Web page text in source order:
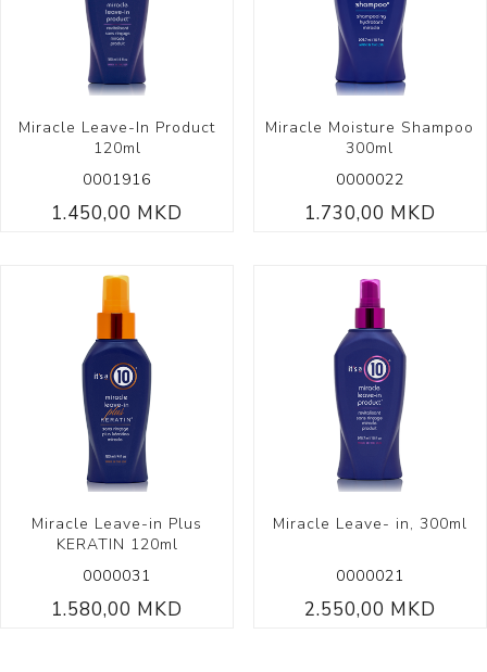
Miracle Leave-In Product
120ml
0001916
1.450,00 MKD
Miracle Moisture Shampoo
300ml
0000022
1.730,00 MKD
Miracle Leave-in Plus
KERATIN 120ml
0000031
1.580,00 MKD
Miracle Leave- in, 300ml
0000021
2.550,00 MKD